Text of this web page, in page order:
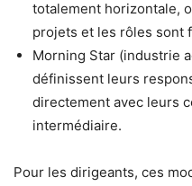
totalement horizontale,
projets et les rôles sont
Morning Star (industrie
définissent leurs
directement avec leurs
intermédiaire.
Pour les dirigeants, ces